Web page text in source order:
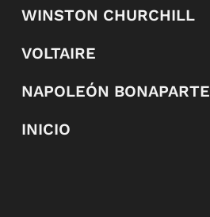
WINSTON CHURCHILL
VOLTAIRE
NAPOLEÓN BONAPARTE
INICIO